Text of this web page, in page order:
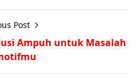
Post
Ampuh untuk Masalah